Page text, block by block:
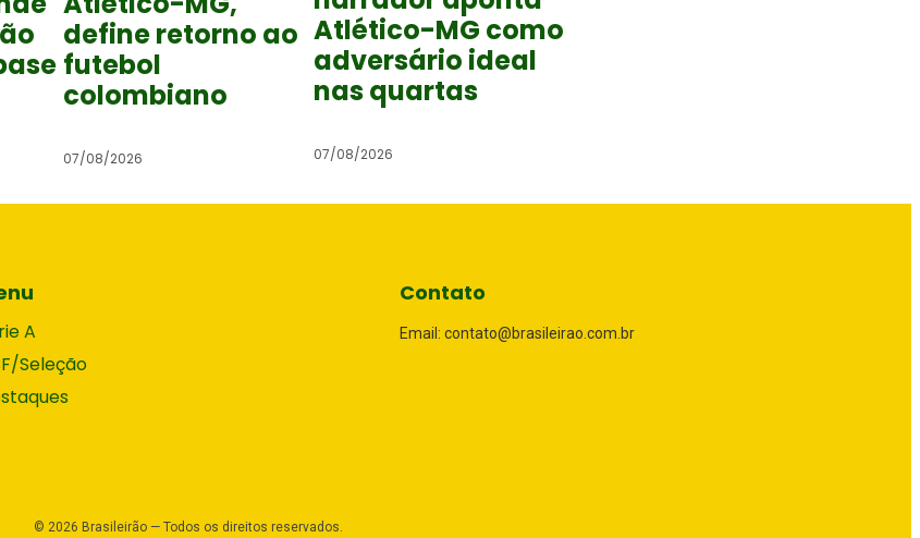
define retorno ao
futebol
colombiano
07/08/2026
Atlético-MG como
adversário ideal
nas quartas
07/08/2026
A
Seleção
Contato
Email: contato@brasileirao.com.br
© 2026 Brasileirão — Todos os direitos reservados.